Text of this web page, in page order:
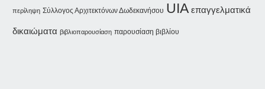
περίληψη Σύλλογος Αρχιτεκτόνων Δωδεκανήσου UIA επαγγελματικά
δικαιώματα βιβλιοπαρουσίαση παρουσίαση βιβλίου